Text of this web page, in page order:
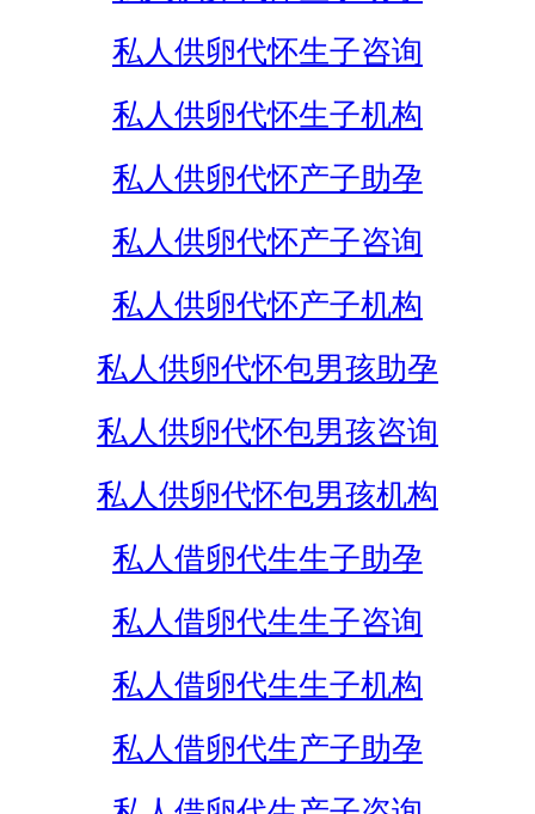
私人供卵代怀生子咨询
私人供卵代怀生子机构
私人供卵代怀产子助孕
私人供卵代怀产子咨询
私人供卵代怀产子机构
私人供卵代怀包男孩助孕
私人供卵代怀包男孩咨询
私人供卵代怀包男孩机构
私人借卵代生生子助孕
私人借卵代生生子咨询
私人借卵代生生子机构
私人借卵代生产子助孕